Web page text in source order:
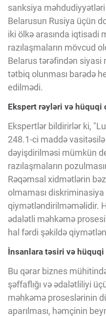
sanksiya
Belarusun Rusiya üçün
iki ölkə arasında iqtisadi
razılaşmaların mövcud
Belarus tərəfindən
tətbiq olunması barədə
edilmədi.
Ekspert rəyləri və hüquqi
Ekspertlər bildirirlər ki,
248.1-ci maddə
dəyişdirilməsi mümkün
razılaşmaların
Rəqəmsal xidmətlərin
olmaması
qiymətləndirilməməlidir.
ədalətli məhkəmə
hal fərdi şəkildə
İnsanlara təsiri və hüquqi
Bu qərar biznes
şəffaflığı və ədalətliliyi
məhkəmə proseslərinin
aparılması, həmçinin